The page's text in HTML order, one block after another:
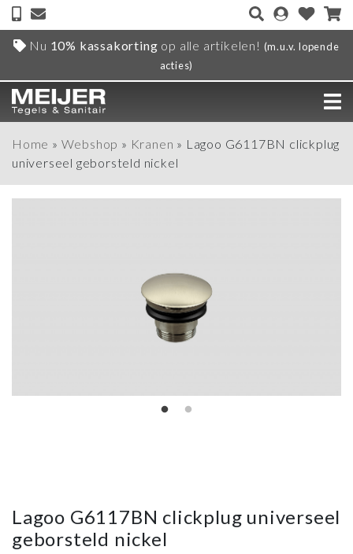
Nu 10% kassakorting op alle artikelen! (m.u.v. lopende
acties)
Home » Webshop » Kranen » Lagoo G6117BN clickplug
universeel geborsteld nickel
Lagoo G6117BN clickplug universeel
geborsteld nickel